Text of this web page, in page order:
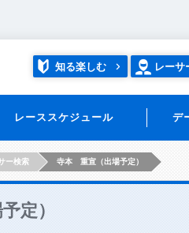
知る楽しむ レーサ
レーススケジュール デ
ー検索 寺本 重宣（出場予定）
定）